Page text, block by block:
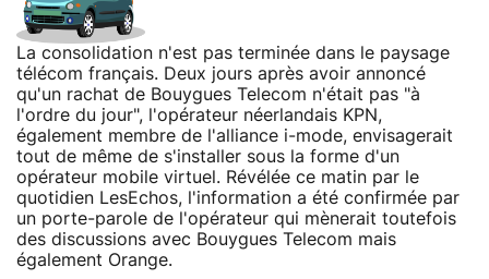
La consolidation n'est pas terminée dans le paysage
télécom français. Deux jours après avoir annoncé
qu'un rachat de Bouygues Telecom n'était pas "à
l'ordre du jour", l'opérateur néerlandais KPN,
également membre de l'alliance i-mode, envisagerait
tout de même de s'installer sous la forme d'un
opérateur mobile virtuel. Révélée ce matin par le
quotidien LesEchos, l'information a été confirmée par
un porte-parole de l'opérateur qui mènerait toutefois
des discussions avec Bouygues Telecom mais
également Orange.